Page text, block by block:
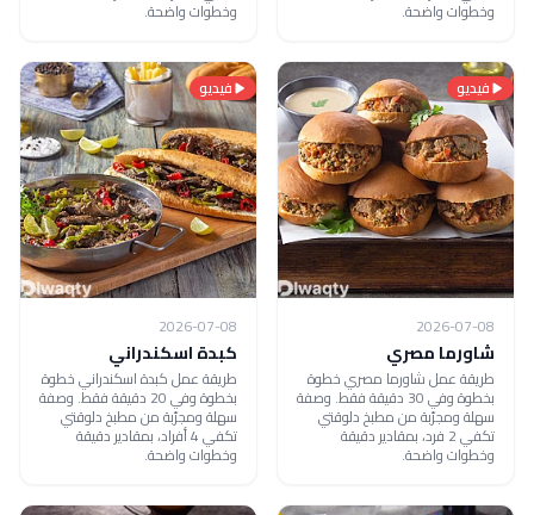
وخطوات واضحة. وخطوات واضحة.
فيديو
2026-07-08
شاورما مصري
طريقة عمل شاورما مصري خطوة
بخطوة وفي 30 دقيقة فقط. وصفة
سهلة ومجرّبة من مطبخ دلوقتي
تكفي 2 فرد، بمقادير دقيقة
وخطوات واضحة.
فيديو
2026-07-08
كبدة اسكندراني
طريقة عمل كبدة اسكندراني خطوة
بخطوة وفي 20 دقيقة فقط. وصفة
سهلة ومجرّبة من مطبخ دلوقتي
تكفي 4 أفراد، بمقادير دقيقة
وخطوات واضحة.